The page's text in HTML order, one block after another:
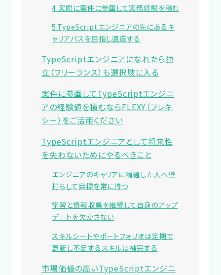
4.実際に案件に参画して実務経験を積む
5.TypeScriptエンジニアの先にあるキ
ャリアパスを目指し邁進する
TypeScriptエンジニアになれたら独
立（フリーランス）も選択肢に入る
案件に参画してTypeScriptエンジニ
アの経験値を積むならFLEXY（フレキ
シー）をご活用ください
TypeScriptエンジニアとして将来性
を失わないためにやるべきこと
エンジニアのキャリアに精通した人へ壁
打ちして目標を常に持つ
学習と情報収集を継続して自身のアップ
デートを欠かさない
スキルシートやポートフォリオは定期で
更新し不足するスキルは補完する
市場価値の高いTypeScriptエンジニ